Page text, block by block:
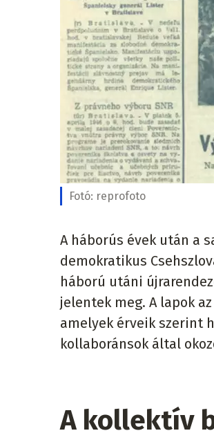
Fotó: reprofoto
A háborús évek után a
demokratikus
háború utáni
jelentek meg. A lapok
amelyek érveik szerint
kollaboránsok által
A kollektív